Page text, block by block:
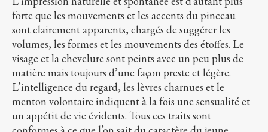
forte que les mouvements et les accents du pinceau
sont clairement apparents, chargés de suggérer les
volumes, les formes et les mouvements des étoffes. Le
visage et la chevelure sont peints avec un peu plus de
matière mais toujours d’une façon preste et légère.
L’intelligence du regard, les lèvres charnues et le
menton volontaire indiquent à la fois une sensualité et
un appétit de vie évidents. Tous ces traits sont